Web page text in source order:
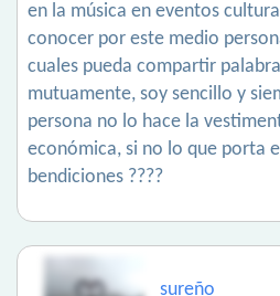
en la música en eventos
conocer por este medio
cuales pueda compartir
mutuamente, soy sencillo y
persona no lo hace la
económica, si no lo que porta
bendiciones ????
sureño